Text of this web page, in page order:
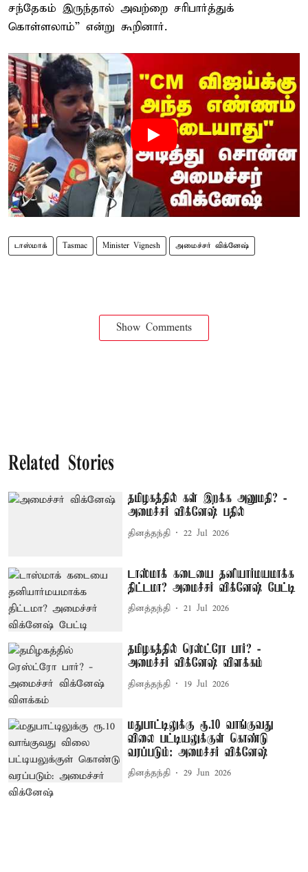
சந்தேகம் இருந்தால் அவற்றை சரிபார்த்துக்
கொள்ளலாம்” என்று கூறினார்.
டாஸ்மாக் Tasmac Minister Vignesh அமைச்சர் விக்னேஷ்
Show Comments
Related Stories
தமிழகத்தில் கள் இறக்க அனுமதி? -
அமைச்சர் விக்னேஷ் பதில்
தினத்தந்தி 22 Jul 2026
டாஸ்மாக் கடையை தனியார்மயமாக்க
திட்டமா? அமைச்சர் விக்னேஷ் பேட்டி
தினத்தந்தி 21 Jul 2026
தமிழகத்தில் ரெஸ்ட்ரோ பார்? -
அமைச்சர் விக்னேஷ் விளக்கம்
தினத்தந்தி 19 Jul 2026
மதுபாட்டிலுக்கு ரூ.10 வாங்குவது
விலை பட்டியலுக்குள் கொண்டு
வரப்படும்: அமைச்சர் விக்னேஷ்
தினத்தந்தி 29 Jun 2026